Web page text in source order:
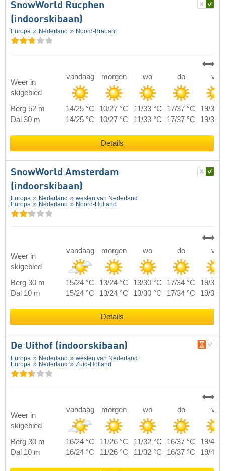
SnowWorld Rucphen
(indoorskibaan)
Europa Nederland Noord-Brabant
Weer in
skigebied
vandaag morgen wo do vr
Berg 52 m 14/25 °C 10/27 °C 11/33 °C 17/37 °C
19/39
Dal 30 m
14/25 °C 10/27 °C 11/33 °C 17/37 °C 19/39
Details
SnowWorld Amsterdam
(indoorskibaan)
Europa Nederland
westen van Nederland
Europa
Nederland Noord-Holland
Weer in
skigebied
vandaag morgen wo do vr
Berg 30 m 15/24 °C 13/24 °C 13/30 °C 17/34 °C
19/37
Dal 10 m
15/24 °C 13/24 °C 13/30 °C 17/34 °C 19/37
Details
De Uithof (indoorskibaan)
Europa Nederland
westen van Nederland
Europa
Nederland Zuid-Holland
Weer in
skigebied
vandaag morgen wo do vr
Berg 30 m 16/24 °C 11/26 °C 11/32 °C 16/37 °C
19/40
Dal 10 m
16/24 °C 11/26 °C 11/32 °C 16/37 °C 19/40